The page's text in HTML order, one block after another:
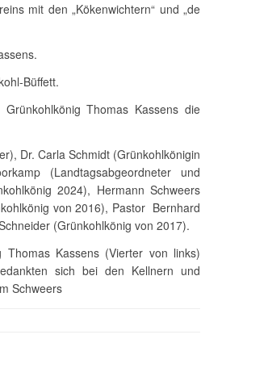
mit den „Kökenwichtern“ und „de
Büffett.
Thomas Kassens die
Dr. Carla Schmidt (Grünkohlkönigin
(Landtagsabgeordneter und
2024), Hermann Schweers
von 2016), Pastor Bernhard
(Grünkohlkönig von 2017).
Kassens (Vierter von links)
sich bei den Kellnern und
Schweers